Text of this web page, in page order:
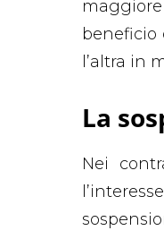
beneficio
l’altra in
La
Nei